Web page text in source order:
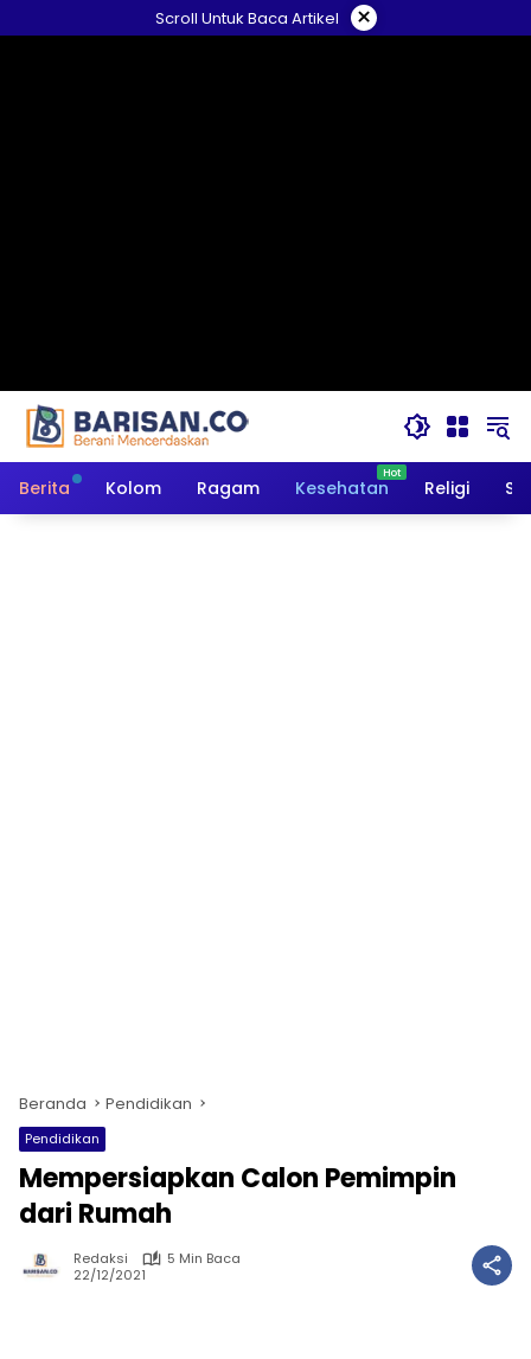
ke
Scroll Untuk Baca Artikel ×
Berita Kolom Ragam Kesehatan Religi
Beranda Pendidikan
Pendidikan
Mempersiapkan Calon Pemimpin
dari Rumah
Redaksi
5 Min Baca
22/12/2021